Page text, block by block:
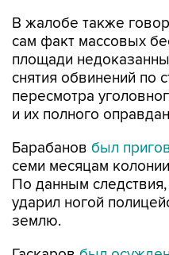
В жалобе также
сам факт массовых
площади
снятия обвинений по
пересмотра
и их полного
Барабанов был
семи месяцам
По данным
ударил ногой
землю.